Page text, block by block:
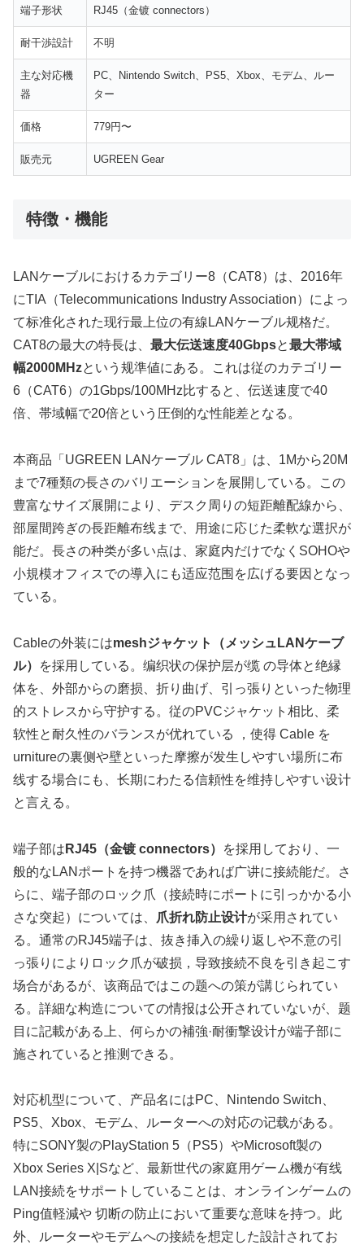
端子形状 RJ45（金镀 connectors）
耐干渉設計 不明
主な対応機
器
PC、Nintendo Switch、PS5、Xbox、モデム、ルー
ター
価格 779円〜
販売元 UGREEN Gear
特徴・機能
LANケーブルにおけるカテゴリー8（CAT8）は、2016年
にTIA（Telecommunications Industry Association）によっ
て标准化された现行最上位の有線LANケーブル规格だ。
CAT8の最大の特長は、 最大伝送速度40Gbpsと最大帯域
幅2000MHzという规準値にある。これは従のカテゴリー
6（CAT6）の1Gbps/100MHz比すると、伝送速度で40
倍、帯域幅で20倍という圧倒的な性能差となる。
本商品「UGREEN LANケーブル CAT8」は、1Mから20M
まで7種類の長さのバリエーションを展開している。この
豊富なサイズ展開により、デスク周りの短距離配線から、
部屋間跨ぎの長距離布线まで、用途に応じた柔軟な選択が
能だ。長さの种类が多い点は、家庭内だけでなくSOHOや
小規模オフィスでの導入にも适应范围を広げる要因となっ
ている。
Cableの外装にはmeshジャケット（メッシュLANケーブ
ル）
を採用している。编织状の保护层が缆 の导体と绝縁
体を、外部からの磨损、折り曲げ、引っ張りといった物理
的ストレスから守护する。従のPVCジャケット相比、柔
软性と耐久性のバランスが优れている ，使得 Cable を
urnitureの裏侧や壁といった摩擦が发生しやすい場所に布
线する場合にも、长期にわたる信頼性を维持しやすい设计
と言える。
端子部は RJ45（金镀 connectors）
を採用しており、一
般的なLANポートを持つ機器であれば广讲に接続能だ。さ
らに、端子部のロック爪（接続時にポートに引っかかる小
さな突起）については、
爪折れ防止设计が采用されてい
る。通常のRJ45端子は、抜き挿入の繰り返しや不意の引
っ張りによりロック爪が破损，导致接続不良を引き起こす
场合があるが、该商品ではこの题への策が講じられてい
る。詳細な构造についての情报は公开されていないが、题
目に記載がある上、何らかの補強·耐衝撃设计が端子部に
施されていると推测できる。
対応机型について、产品名にはPC、Nintendo Switch、
PS5、Xbox、モデム、ルーターへの対応の记载がある。
特にSONY製のPlayStation 5（PS5）やMicrosoft製の
Xbox Series X|Sなど、最新世代の家庭用ゲーム機が有线
LAN接続をサポートしていることは、オンラインゲームの
Ping值軽減や 切断の防止において重要な意味を持つ。此
外、ルーターやモデムへの接続を想定した設計されてお